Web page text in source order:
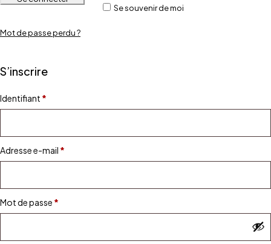
Se souvenir de moi
Mot de passe perdu ?
S’inscrire
Identifiant *
Adresse e-mail *
Mot de passe *